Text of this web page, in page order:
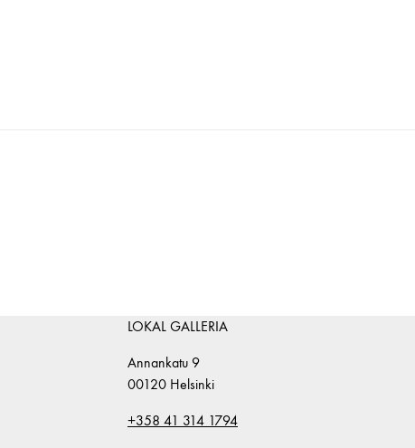
LOKAL GALLERIA
Annankatu 9
00120 Helsinki
+358 41 314 1794